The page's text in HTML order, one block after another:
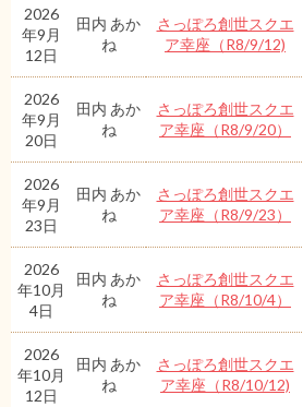
2026
年9月
12日
田内 あか
ね
さっぽろ創世スクエ
ア幸座（R8/9/12)
2026
年9月
20日
田内 あか
ね
さっぽろ創世スクエ
ア幸座（R8/9/20）
2026
年9月
23日
田内 あか
ね
さっぽろ創世スクエ
ア幸座（R8/9/23）
2026
年10月
4日
田内 あか
ね
さっぽろ創世スクエ
ア幸座（R8/10/4）
2026
年10月
12日
田内 あか
ね
さっぽろ創世スクエ
ア幸座（R8/10/12)